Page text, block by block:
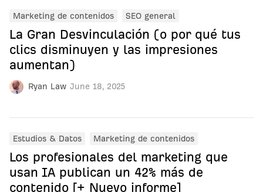
Ryan Law June 18, 2025
Marketing de contenidos SEO general
La Gran Desvinculación (o por qué tus
clics disminuyen y las impresiones
aumentan)
Estudios & Datos Marketing de contenidos
Los profesionales del marketing que
usan IA publican un 42% más de
contenido [+ Nuevo informe]